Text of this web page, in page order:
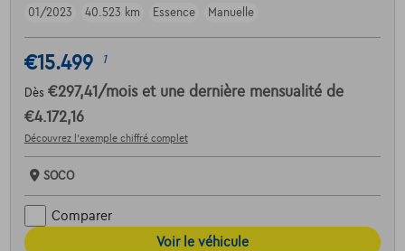
01/2023
40.523 km Essence Manuelle
€15.499 1
Dès €297,41 /mois et une dernière mensualité de
€4.172,16
Découvrez l’exemple chiffré complet
SOCO
Comparer
Voir le véhicule